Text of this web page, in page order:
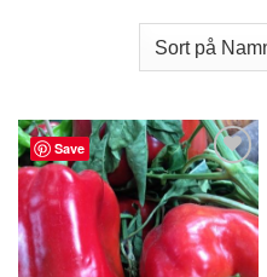
Save
lägg till
i
favoriter